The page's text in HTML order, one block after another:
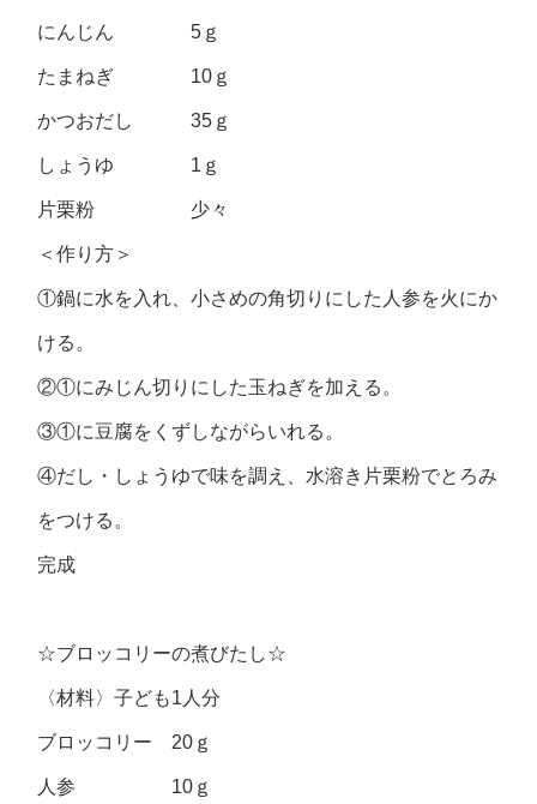
にんじん 5ｇ
たまねぎ 10ｇ
かつおだし 35ｇ
しょうゆ 1ｇ
片栗粉 少々
＜作り方＞
①鍋に水を入れ、小さめの角切りにした人参を火にか
ける。
②①にみじん切りにした玉ねぎを加える。
③①に豆腐をくずしながらいれる。
④だし・しょうゆで味を調え、水溶き片栗粉でとろみ
をつける。
完成
☆ブロッコリーの煮びたし☆
〈材料〉子ども1人分
ブロッコリー 20ｇ
人参 10ｇ